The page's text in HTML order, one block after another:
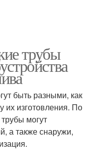
трубы
быть разными, как
их изготовления. По
могут
а также снаружи,